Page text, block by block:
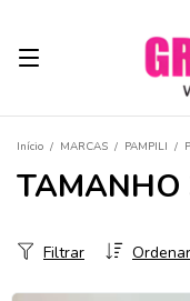
Início / MARCAS / PAMPILI /
TAMANHO
Ordenar
Filtrar